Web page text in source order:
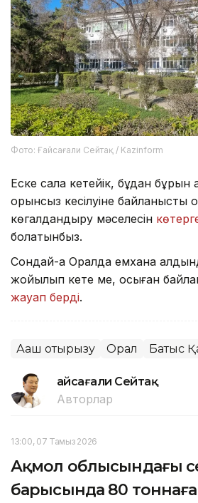
Фото: Ғайсағали Сейтақ / Kazinform
Еске сала кетейік, бұдан
орынсыз кесілуіне байланысты
көгалдандыру мәселесін
болатынбыз.
Сондай-ақ Оралда емхана
жойылып кете ме, осыған
жауап берді.
Ағаш отырғызу Орал Батыс
Ғайсағали Сейтақ
Авторлар
13:00, 07 Тамыз 2026
Ақмол облысындағы
барысында 80